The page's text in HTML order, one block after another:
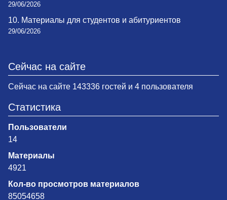
29/06/2026
10. Материалы для студентов и абитуриентов
29/06/2026
Сейчас на сайте
Сейчас на сайте 143336 гостей и 4 пользователя
Статистика
Пользователи
14
Материалы
4921
Кол-во просмотров материалов
85054658